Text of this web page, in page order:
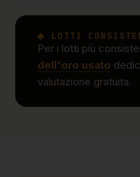
◆ LOTTI
Per i lotti più
dell'oro usato
valutazione gratuita.